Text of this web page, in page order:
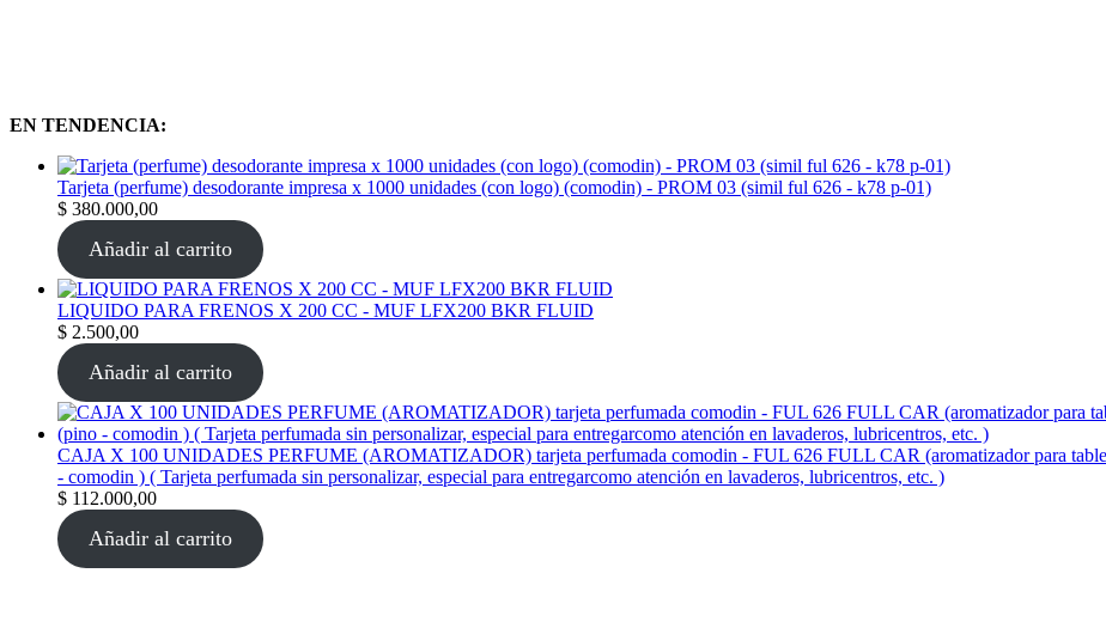
EN TENDENCIA:
Tarjeta (perfume) desodorante impresa x 1000 unidades (con logo) (comodin) - PROM 03 (simil ful 626 - k78 p-01)
$ 380.000,00
Añadir al carrito
LIQUIDO PARA FRENOS X 200 CC - MUF LFX200 BKR FLUID
$ 2.500,00
Añadir al carrito
CAJA X 100 UNIDADES PERFUME (AROMATIZADOR) tarjeta perfumada comodin - FUL 626 FULL CAR (aromatizador para
- comodin ) ( Tarjeta perfumada sin personalizar, especial para entregarcomo atención en lavaderos, lubricentros, etc. )
$ 112.000,00
Añadir al carrito